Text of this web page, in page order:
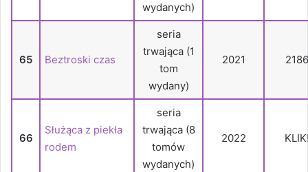
wydanych)
65 Beztroski czas
seria
trwająca (1
tom
wydany)
2021 2186
66
Służąca z piekła
rodem
seria
trwająca (8
tomów
wydanych)
2022